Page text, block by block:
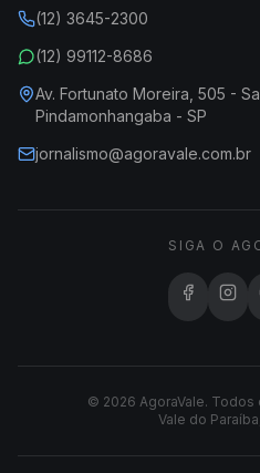
(12) 3645-2300
(12) 99112-8686
Av. Fortunato Moreira, 505 -
Pindamonhangaba - SP
jornalismo@agoravale.com.br
SIGA O
© 2026 AgoraVale.
Vale do